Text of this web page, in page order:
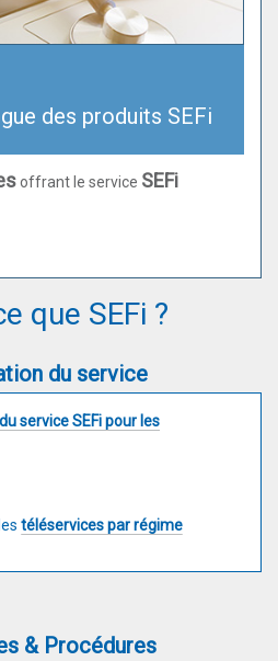
des produits SEFi
offrant le service SEFi
que SEFi ?
du service
service SEFi pour les
téléservices par régime
& Procédures